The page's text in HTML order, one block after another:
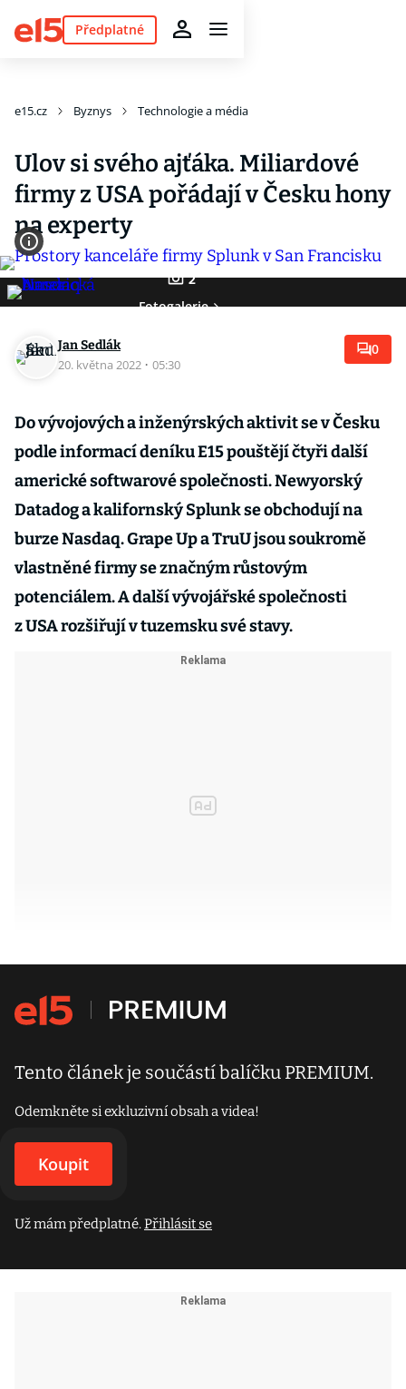
Předplatné
e15.cz Byznys Technologie a média
Ulov si svého ajťáka. Miliardové
firmy z USA pořádají v Česku hony
na experty
2
Fotogalerie
Jan Sedlák
20. května 2022 · 05:30
0
Do vývojových a inženýrských aktivit se v Česku
podle informací deníku E15 pouštějí čtyři další
americké softwarové společnosti. Newyorský
Datadog a kalifornský Splunk se obchodují na
burze Nasdaq. Grape Up a TruU jsou soukromě
vlastněné firmy se značným růstovým
potenciálem. A další vývojářské společnosti
z USA rozšiřují v tuzemsku své stavy.
Tento článek je součástí balíčku PREMIUM.
Odemkněte si exkluzivní obsah a videa!
Koupit
Už mám předplatné.Přihlásit se